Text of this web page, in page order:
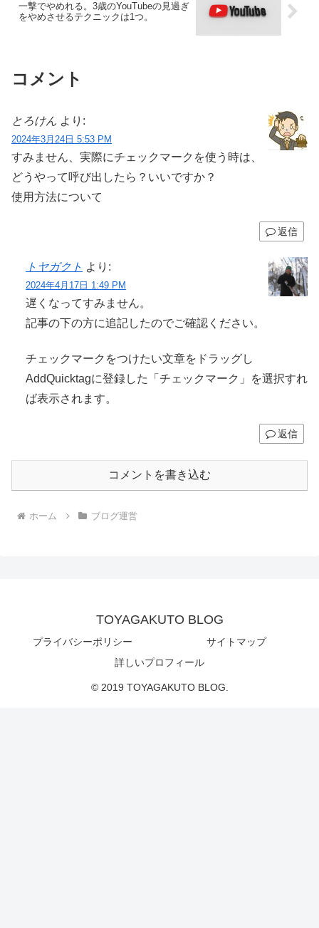
一撃でやめれる。3歳のYouTubeの見過ぎ
をやめさせるテクニックは1つ。
コメント
とろけん より:
2024年3月24日 5:53 PM
すみません、実際にチェックマークを使う時は、
どうやって呼び出したら？いいですか？
使用方法について
返信
トヤガクト より:
2024年4月17日 1:49 PM
遅くなってすみません。
記事の下の方に追記したのでご確認ください。
チェックマークをつけたい文章をドラッグし
AddQuicktagに登録した「チェックマーク」を選択すれ
ば表示されます。
返信
コメントを書き込む
ホーム ブログ運営
TOYAGAKUTO BLOG
プライバシーポリシー
サイトマップ
詳しいプロフィール
© 2019 TOYAGAKUTO BLOG.